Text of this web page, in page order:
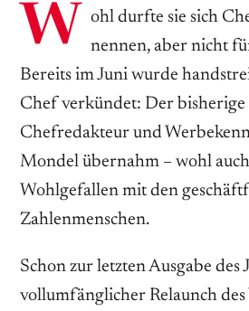
W
ohl durfte sie sich
nennen, aber nicht
Bereits im Juni wurde
Chef verkündet: Der
Chefredakteur und
Mondel übernahm – wohl
Wohlgefallen mit den
Zahlenmenschen.
Schon zur letzten Ausgabe des
vollumfänglicher ­Relaunch